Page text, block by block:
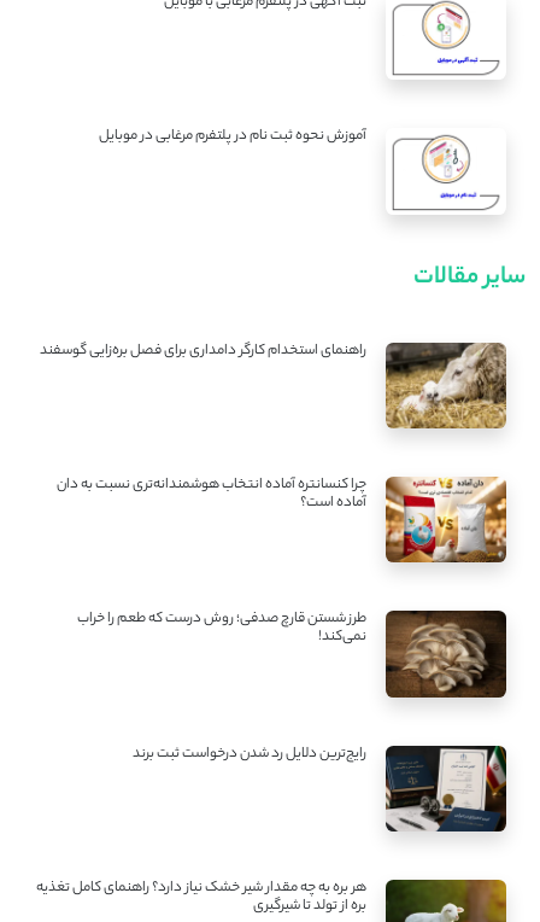
آموزش نحوه ثبت نام در پلتفرم مرغابی در موبایل
سایر مقالات
راهنمای استخدام کارگر دامداری برای فصل بره‌زایی گوسفند
چرا کنسانتره آماده انتخاب هوشمندانه‌تری نسبت به دان
آماده است؟
طرز شستن قارچ صدفی؛ روش درست که طعم را خراب
نمی‌کند!
رایج‌ترین دلایل رد شدن درخواست ثبت برند
هر بره به چه مقدار شیر خشک نیاز دارد؟ راهنمای کامل تغذیه
بره از تولد تا شیرگیری